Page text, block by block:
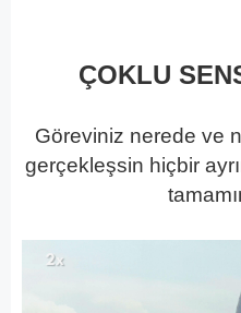
ÇOKLU
Göreviniz nerede ve
gerçekleşsin hiçbir